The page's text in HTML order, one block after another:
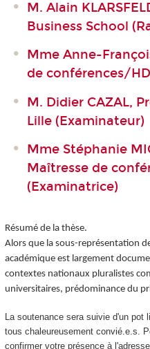
M. Alain
Business School
Mme Anne-
de conférences/
M. Didier CAZAL,
Lille (Examinateur)
Mme Stéphanie
Maîtresse de
(Examinatrice)
Résumé de la thèse.
Alors que la sous-représentation
académique est largement
contextes nationaux pluralistes
universitaires, prédominance du
La soutenance sera suivie d'un pot
tous chaleureusement convié.e.s.
confirmer votre présence à